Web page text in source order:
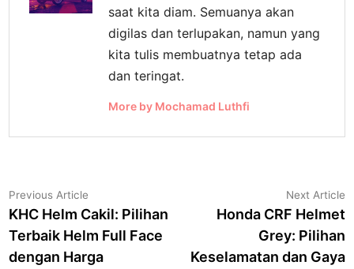
saat kita diam. Semuanya akan
digilas dan terlupakan, namun yang
kita tulis membuatnya tetap ada
dan teringat.
More by Mochamad Luthfi
Navigasi
pos
Previous Article
article:
KHC Helm Cakil: Pilihan
Terbaik Helm Full Face
dengan Harga
Next Article
Honda CRF Helmet
Grey: Pilihan
Keselamatan dan Gaya